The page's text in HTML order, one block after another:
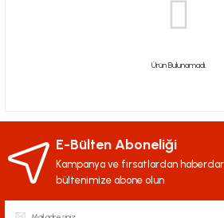
Ürün Bulunamadı.
E-Bülten Aboneliği
Kampanya ve fırsatlardan
bültenimize abone olun